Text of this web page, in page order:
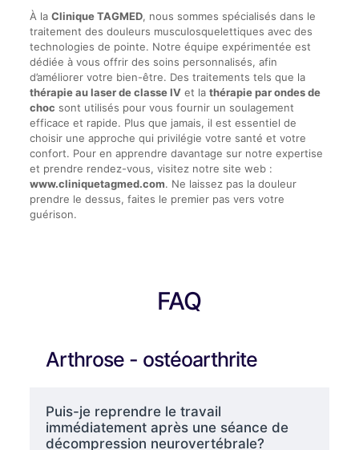
À la Clinique TAGMED, nous sommes spécialisés dans le
traitement des douleurs musculosquelettiques avec des
technologies de pointe. Notre équipe expérimentée est
dédiée à vous offrir des soins personnalisés, afin
d’améliorer votre bien-être. Des traitements tels que la
thérapie au laser de classe IVet la thérapie par ondes de
choc sont utilisés pour vous fournir un soulagement
efficace et rapide. Plus que jamais, il est essentiel de
choisir une approche qui privilégie votre santé et votre
confort. Pour en apprendre davantage sur notre expertise
et prendre rendez-vous, visitez notre site web :
www.cliniquetagmed.com. Ne laissez pas la douleur
prendre le dessus, faites le premier pas vers votre
guérison.
FAQ
Arthrose - ostéoarthrite
Puis-je reprendre le travail
immédiatement après une séance de
décompression neurovertébrale?